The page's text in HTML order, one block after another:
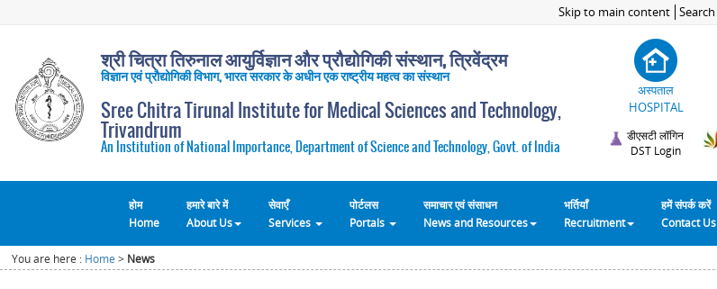
Skip to main content Search
श्री चित्रा तिरुनाल आयुर्विज्ञान और प्रौद्योगिकी संस्थान, त्रिवेंद्रम
विज्ञान एवं प्रौद्योगिकी विभाग, भारत सरकार के अधीन एक राष्ट्रीय महत्व का संस्थान
Sree Chitra Tirunal Institute for Medical Sciences and Technology,
Trivandrum
An Institution of National Importance, Department of Science and Technology, Govt. of India
अस्पताल
HOSPITAL
डीएसटी लॉगिन
DST Login
होम
Home
हमारे बारे में
About Us
सेवाएँ
Services
पोर्टलस
Portals
समाचार एवं संसाधन
News and Resources
भर्तियाँ
Recruitment
हमें संपर्क करें
Contact Us
You are here : Home > News